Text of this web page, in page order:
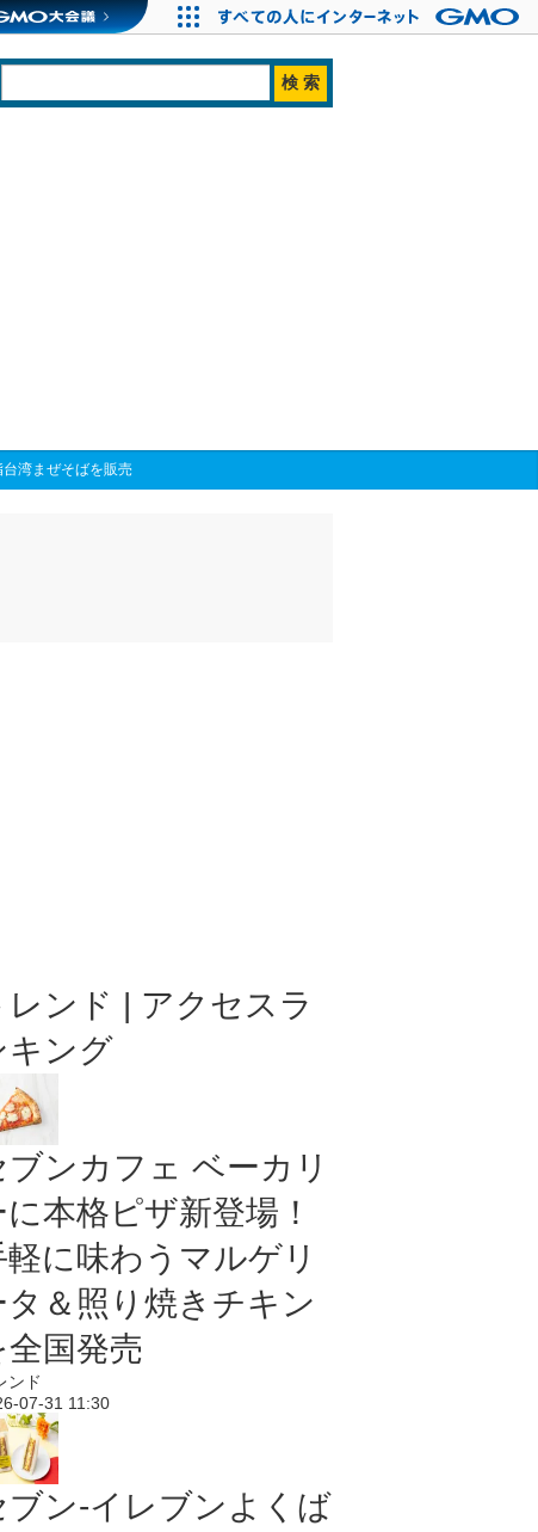
湾まぜそばを販売
レンド | アクセスラ
キング
ブンカフェ ベーカリ
に本格ピザ新登場！
軽に味わうマルゲリ
タ＆照り焼きチキン
全国発売
ンド
07-31 11:30
ブン‐イレブンよくば